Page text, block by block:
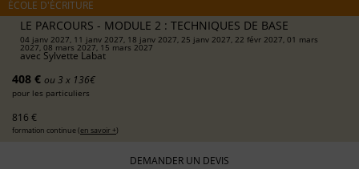
ÉCOLE D'ÉCRITURE
LE PARCOURS - MODULE 2 : TECHNIQUES DE BASE
04 janv 2027, 11 janv 2027, 18 janv 2027, 25 janv 2027, 22 févr 2027, 01 mars
2027, 08 mars 2027, 15 mars 2027
avec Sylvette Labat
408 € ou 3 x 136€
pour les particuliers
816 €
formation continue (en savoir +)
DEMANDER UN DEVIS